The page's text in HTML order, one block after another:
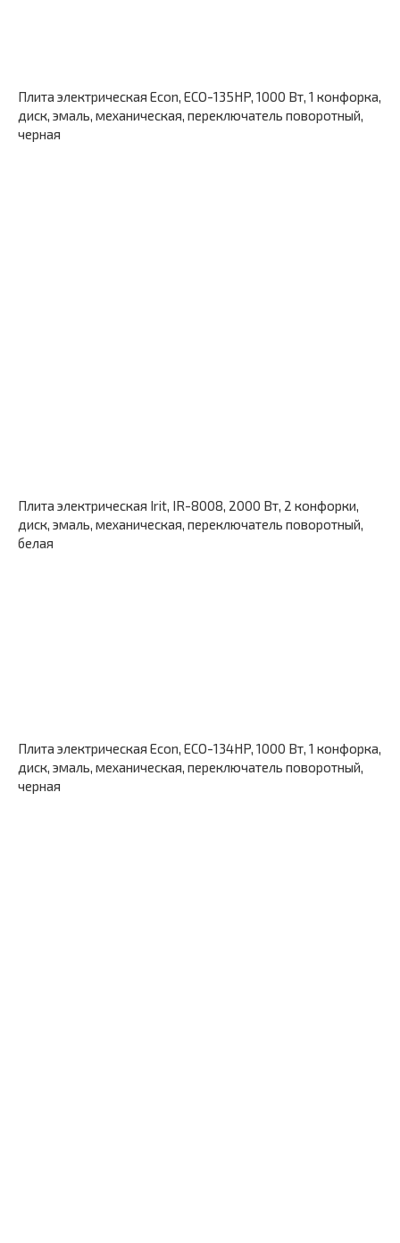
Плита электрическая Econ, ECO-135HP, 1000 Вт, 1 конфорка,
диск, эмаль, механическая, переключатель поворотный,
черная
Плита электрическая Irit, IR-8008, 2000 Вт, 2 конфорки,
диск, эмаль, механическая, переключатель поворотный,
белая
Плита электрическая Econ, ECO-134HP, 1000 Вт, 1 конфорка,
диск, эмаль, механическая, переключатель поворотный,
черная